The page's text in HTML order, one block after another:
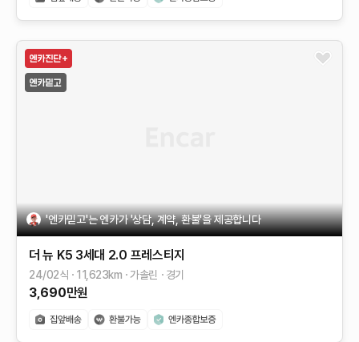
'엔카믿고'는 엔카가 '상담, 계약, 환불'을 제공합니다
더 뉴 K5 3세대 2.0 프레스티지
24/02식 11,623km 가솔린 경기
3,690만원